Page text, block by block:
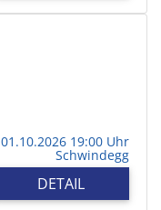
01.10.2026 19:00 Uhr
Schwindegg
DETAIL